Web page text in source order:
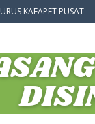
KAFAPET PUSAT